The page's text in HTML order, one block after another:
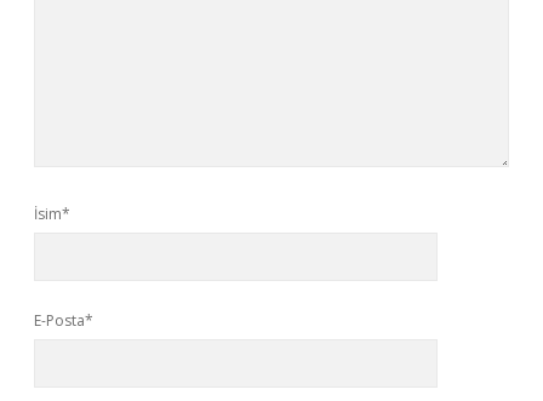
İsim*
E-Posta*